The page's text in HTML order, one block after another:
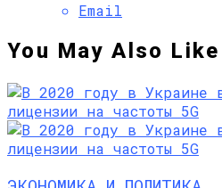
Email
You May Also Like